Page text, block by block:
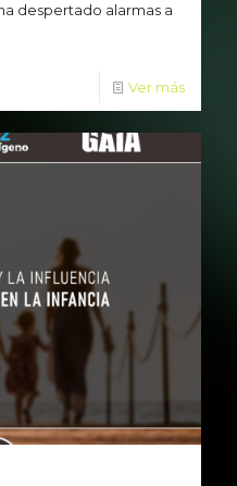
despertado alarmas a
Ver más